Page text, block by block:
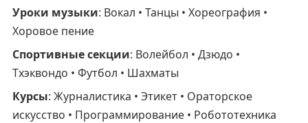
Уроки музыки: Вокал • Танцы • Хореография •
Хоровое пение
Спортивные секции: Волейбол • Дзюдо •
Тхэквондо • Футбол • Шахматы
Курсы: Журналистика • Этикет • Ораторское
искусство • Программирование • Робототехника